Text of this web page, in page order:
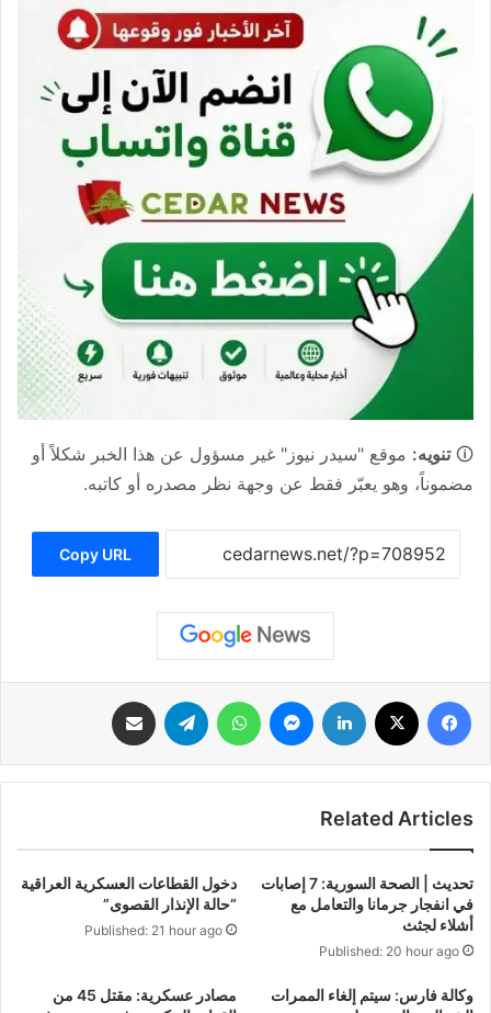
🛈تنويه: موقع "سيدر نيوز" غير مسؤول عن هذا الخبر شكلاً أو
مضموناً، وهو يعبّر فقط عن وجهة نظر مصدره أو كاتبه.
Copy URL
فيسبوك لينكدإن ماسنجر واتساب تيلقرام
Related Articles
تحديث | الصحة السورية: 7 إصابات
في انفجار جرمانا والتعامل مع
أشلاء لجثث
Published: 20 hour ago
دخول القطاعات العسكرية العراقية
“حالة الإنذار القصوى”
Published: 21 hour ago
وكالة فارس: سيتم إلغاء الممرات
مصادر عسكرية: مقتل 45 من